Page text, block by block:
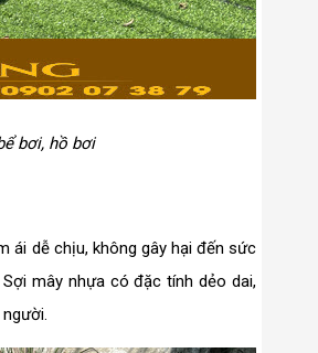
bơi, hồ bơi
ái dễ chịu, không gây hại đến sức
mây nhựa có đặc tính dẻo dai,